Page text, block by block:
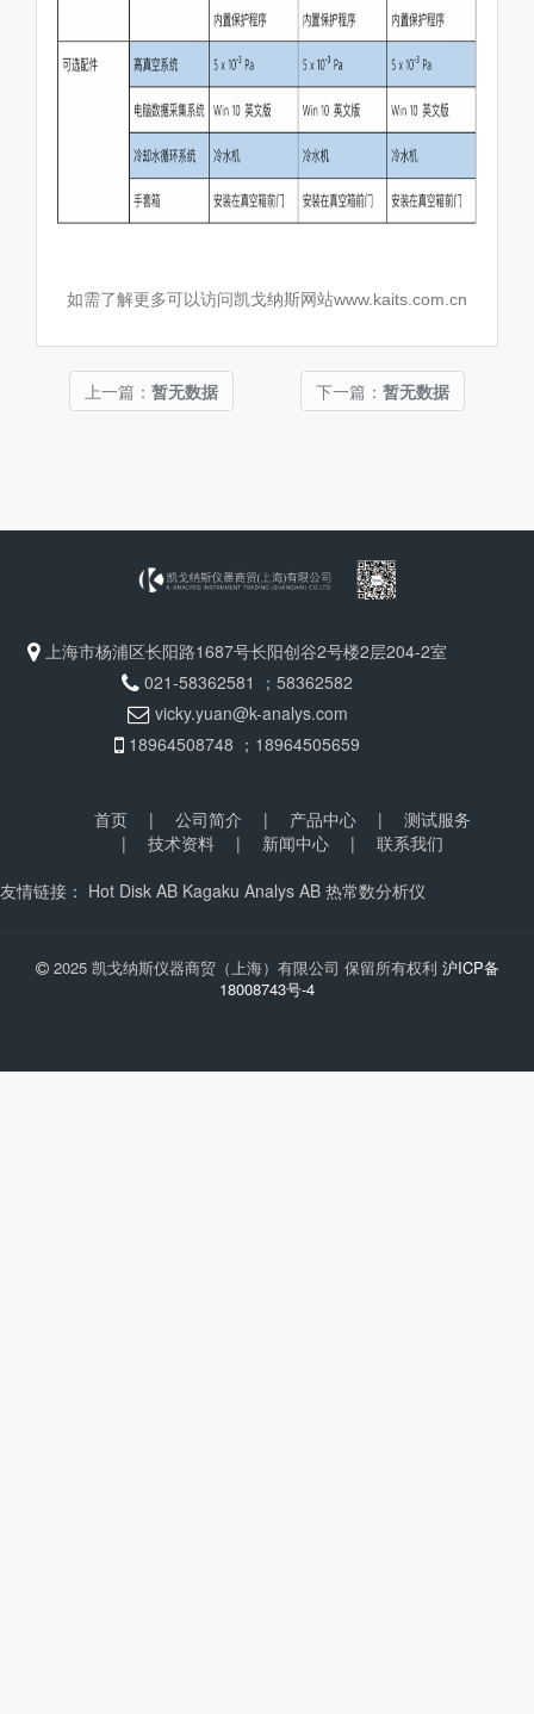
如需了解更多可以访问凯戈纳斯网站www.kaits.com.cn
上一篇：暂无数据 下一篇： 暂无数据
上海市杨浦区长阳路1687号长阳创谷2号楼2层204-2室
021-58362581 ；58362582
vicky.yuan@k-analys.com
18964508748 ；18964505659
首页 | 公司简介 | 产品中心 |
测试服务
|
技术资料 | 新闻中心 |
联系我们
友情链接： Hot Disk AB Kagaku Analys AB 热常数分析仪
2025 凯戈纳斯仪器商贸（上海）有限公司 保留所有权利 沪ICP备
18008743号-4